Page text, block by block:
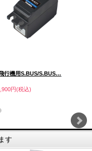
行機用S.BUS/S.BUS…
円(税込)
す